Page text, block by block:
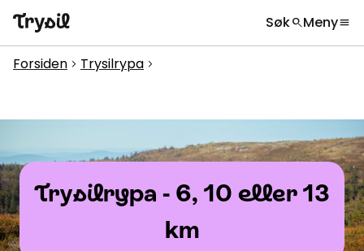
SøksearchMenymenu
globe
Overnatting
Handel
Spisesteder
Hva leter du etter?
Forsiden chevron_right Trysilrypa chevron_right
Trysilrypa - 6, 10 eller 13
km